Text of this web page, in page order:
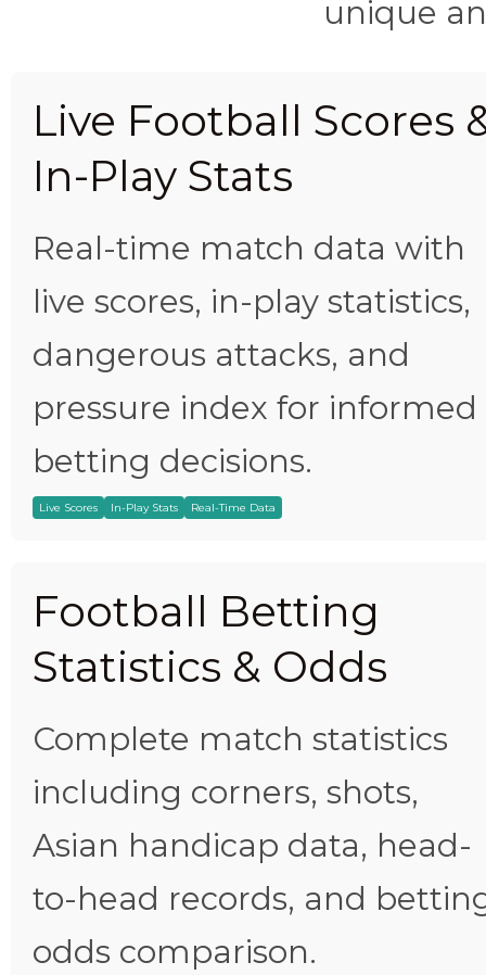
unique
Live Football Scores
In-Play Stats
Real-time match data with
live scores, in-play statistics,
dangerous attacks, and
pressure index for informed
betting decisions.
Live Scores In-Play Stats Real-Time Data
Football Betting
Statistics & Odds
Complete match statistics
including corners, shots,
Asian handicap data, head-
to-head records, and
odds comparison.